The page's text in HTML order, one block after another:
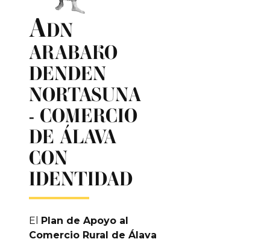
ADN
ARABAKO
DENDEN
NORTASUNA
- COMERCIO
DE ÁLAVA
CON
IDENTIDAD
El
Plan de Apoyo al
Comercio Rural de Álava